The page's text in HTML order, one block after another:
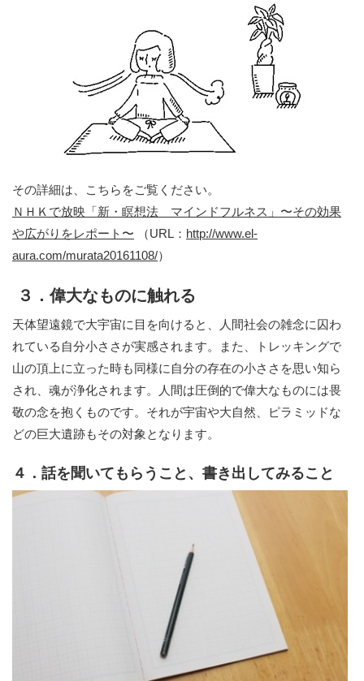
その詳細は、こちらをご覧ください。
ＮＨＫで放映「新・瞑想法 マインドフルネス」〜その効果
や広がりをレポート〜 （URL： http://www.el-
aura.com/murata20161108/）
３．偉大なものに触れる
天体望遠鏡で大宇宙に目を向けると、人間社会の雑念に囚わ
れている自分小ささが実感されます。また、トレッキングで
山の頂上に立った時も同様に自分の存在の小ささを思い知ら
され、魂が浄化されます。人間は圧倒的で偉大なものには畏
敬の念を抱くものです。それが宇宙や大自然、ピラミッドな
どの巨大遺跡もその対象となります。
４．話を聞いてもらうこと、書き出してみること